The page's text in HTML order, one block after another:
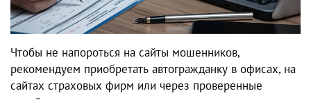
Чтобы не напороться на сайты мошенников,
рекомендуем приобретать автогражданку в офисах, на
сайтах страховых фирм или через проверенные